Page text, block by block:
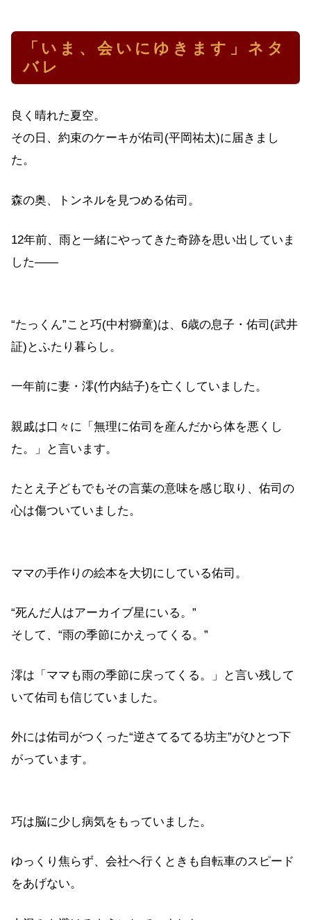
「いま、会いにゆきます」ネタ
バレ
良く晴れた夏空。
その日、約束のケーキが佑司(平岡祐太)に届きまし
た。
森の奥、トンネルを見つめる佑司。
12年前、雨と一緒にやってきた奇跡を思い出していま
した――
“たっくん”こと巧(中村獅童)は、6歳の息子・佑司(武井
証)とふたり暮らし。
一年前に妻・澪(竹内結子)を亡くしていました。
親戚は口々に「無理に佑司を産んだから体を悪くし
た。」と言います。
たとえ子どもでもその言葉の意味を感じ取り、佑司の
心は傷ついていました。
ママの手作りの絵本を大切にしている佑司。
“死んだ人はアーカイブ星にいる。”
そして、“雨の季節にかえってくる。”
澪は「ママも雨の季節に戻ってくる。」と言い残して
いて佑司も信じていました。
外には佑司がつくった“逆さてるてる坊主”がひとつ下
がっています。
巧は脳に少し病気をもっていました。
ゆっくり焦らず、会社へ行くときも自転車のスピード
をあげない。